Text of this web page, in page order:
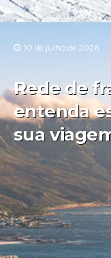
10 de julho de 2026
Rede de
entenda
sua